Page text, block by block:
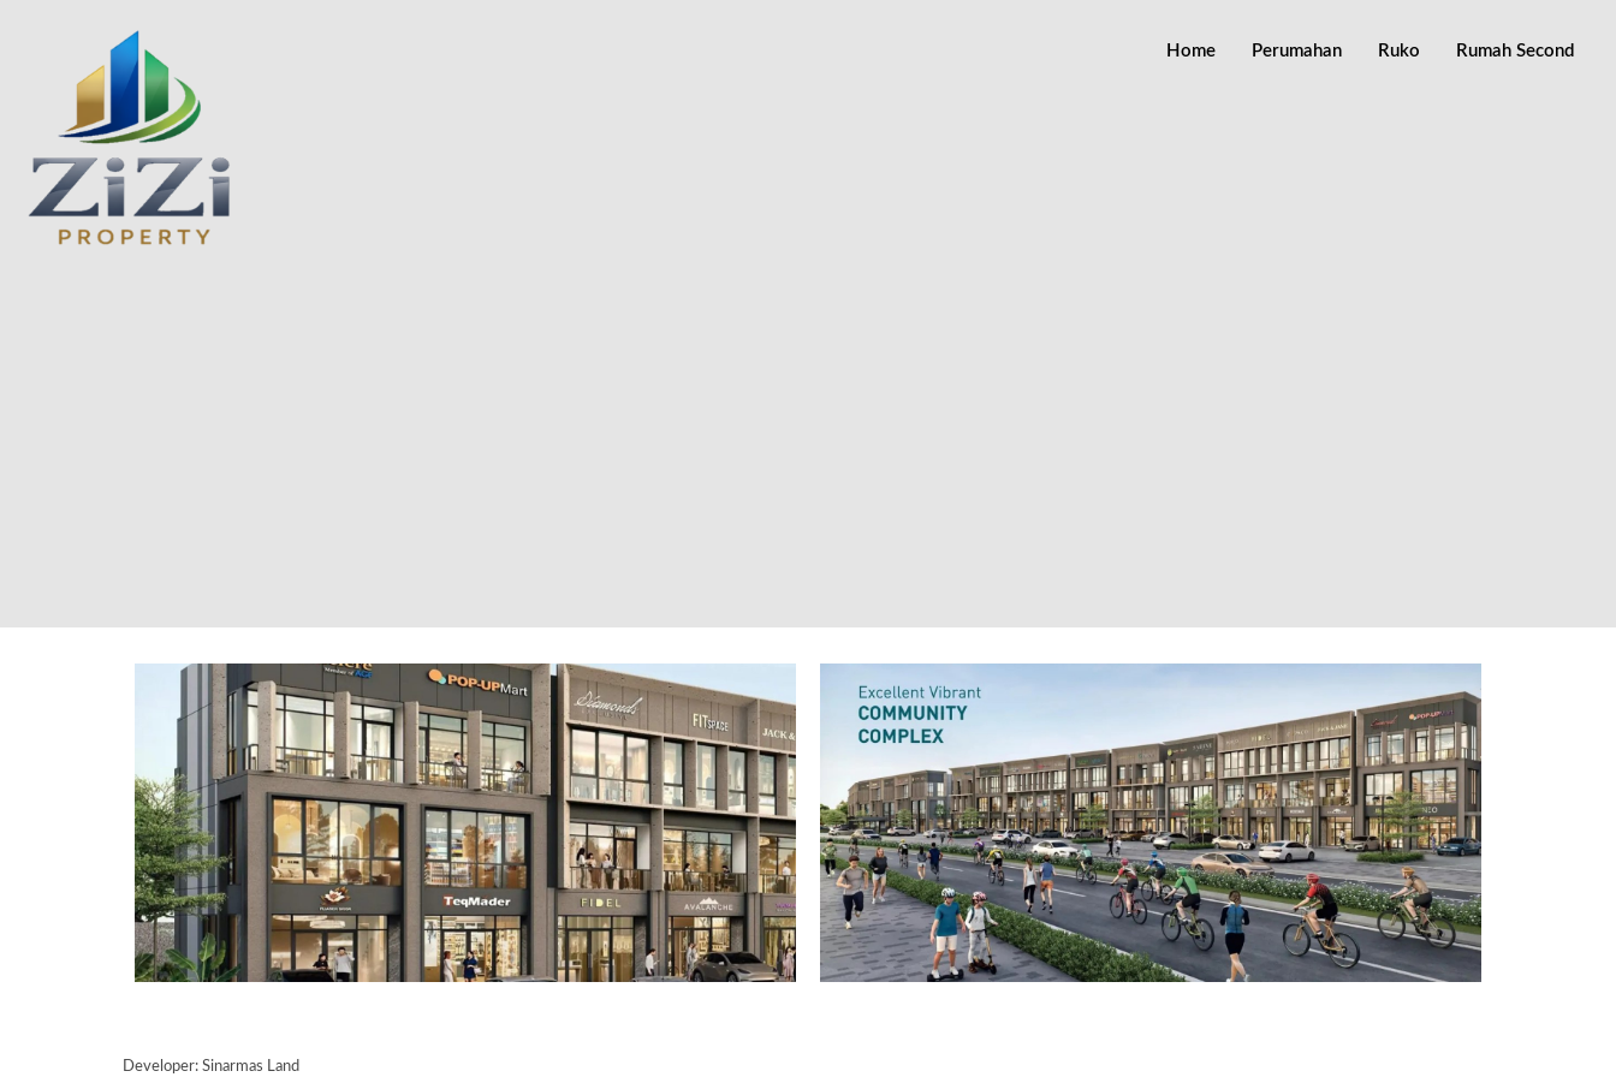
Home Perumahan Ruko Rumah Second
Developer: Sinarmas Land